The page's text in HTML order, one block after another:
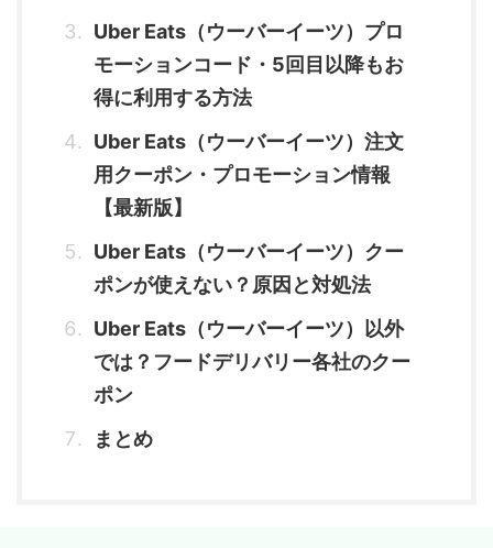
Uber Eats（ウーバーイーツ）プロ
モーションコード・5回目以降もお
得に利用する方法
Uber Eats（ウーバーイーツ）注文
用クーポン・プロモーション情報
【最新版】
Uber Eats（ウーバーイーツ）クー
ポンが使えない？原因と対処法
Uber Eats（ウーバーイーツ）以外
では？フードデリバリー各社のクー
ポン
まとめ